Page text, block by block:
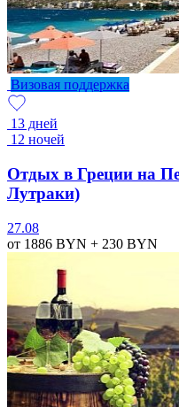
Визовая поддержка
13 дней
12 ночей
Отдых в Греции на
Лутраки)
27.08
от 1886 BYN + 230 BYN